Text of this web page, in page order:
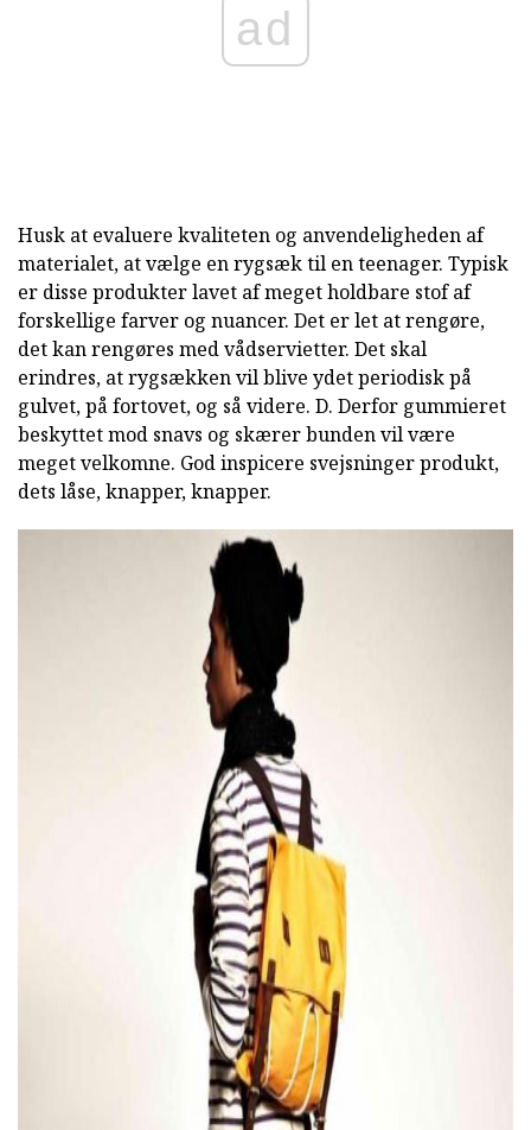
ad
Husk at evaluere kvaliteten og anvendeligheden af
materialet, at vælge en rygsæk til en teenager. Typisk
er disse produkter lavet af meget holdbare stof af
forskellige farver og nuancer. Det er let at rengøre,
det kan rengøres med vådservietter. Det skal
erindres, at rygsækken vil blive ydet periodisk på
gulvet, på fortovet, og så videre. D. Derfor gummieret
beskyttet mod snavs og skærer bunden vil være
meget velkomne. God inspicere svejsninger produkt,
dets låse, knapper, knapper.